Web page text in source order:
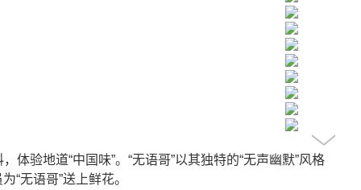
验地道“中国味”。“无语哥”以其独特的“无声幽默”风格
“无语哥”送上鲜花。